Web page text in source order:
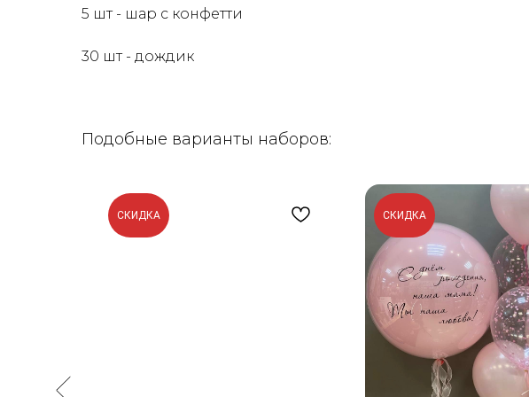
5 шт - шар с конфетти
30 шт - дождик
Подобные варианты наборов:
СКИДКА СКИДКА